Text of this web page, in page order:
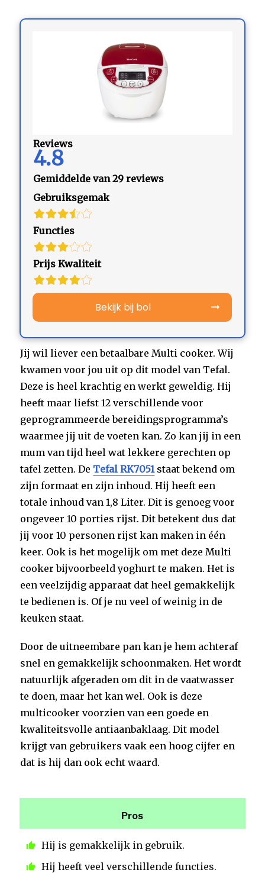
Reviews
4.8
Gemiddelde van 29 reviews
Gebruiksgemak
Functies
Prijs Kwaliteit
Bekijk bij bol
Jij wil liever een betaalbare Multi cooker. Wij
kwamen voor jou uit op dit model van Tefal.
Deze is heel krachtig en werkt geweldig. Hij
heeft maar liefst 12 verschillende voor
geprogrammeerde bereidingsprogramma’s
waarmee jij uit de voeten kan. Zo kan jij in een
mum van tijd heel wat lekkere gerechten op
tafel zetten. De Tefal RK7051staat bekend om
zijn formaat en zijn inhoud. Hij heeft een
totale inhoud van 1,8 Liter. Dit is genoeg voor
ongeveer 10 porties rijst. Dit betekent dus dat
jij voor 10 personen rijst kan maken in één
keer. Ook is het mogelijk om met deze Multi
cooker bijvoorbeeld yoghurt te maken. Het is
een veelzijdig apparaat dat heel gemakkelijk
te bedienen is. Of je nu veel of weinig in de
keuken staat.
Door de uitneembare pan kan je hem achteraf
snel en gemakkelijk schoonmaken. Het wordt
natuurlijk afgeraden om dit in de vaatwasser
te doen, maar het kan wel. Ook is deze
multicooker voorzien van een goede en
kwaliteitsvolle antiaanbaklaag. Dit model
krijgt van gebruikers vaak een hoog cijfer en
dat is hij dan ook echt waard.
Pros
Hij is gemakkelijk in gebruik.
Hij heeft veel verschillende functies.